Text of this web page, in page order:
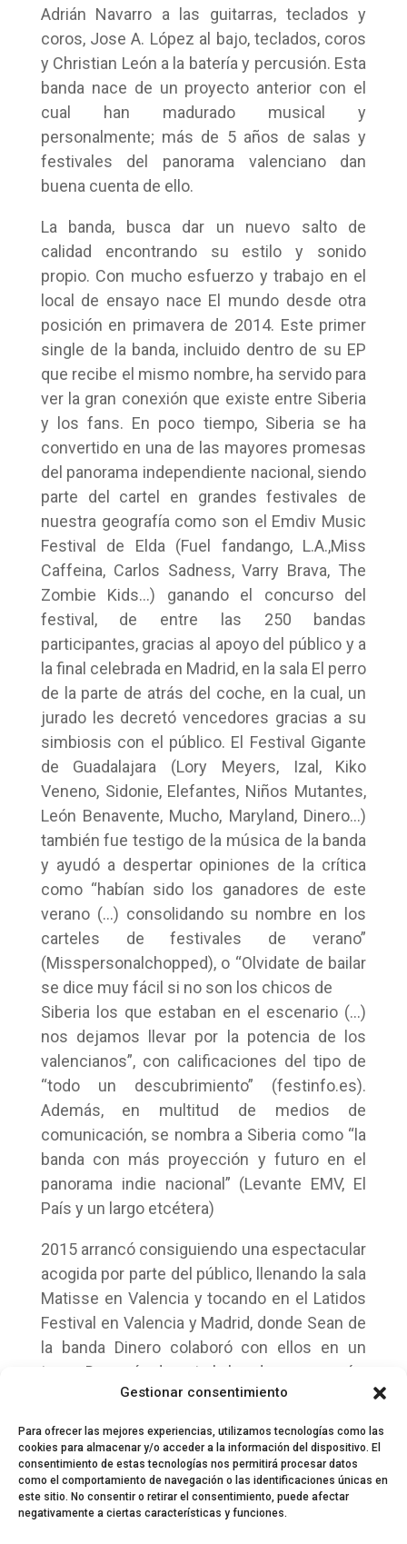
Gestionar consentimiento
Para ofrecer las mejores experiencias, utilizamos tecnologías como las
cookies para almacenar y/o acceder a la información del dispositivo. El
consentimiento de estas tecnologías nos permitirá procesar datos
como el comportamiento de navegación o las identificaciones únicas en
este sitio. No consentir o retirar el consentimiento, puede afectar
negativamente a ciertas características y funciones.
Adrián Navarro a las guitarras, teclados y
coros, Jose A. López al bajo, teclados, coros
y Christian León a la batería y percusión. Esta
banda nace de un proyecto anterior con el
cual han madurado musical y
personalmente; más de 5 años de salas y
festivales del panorama valenciano dan
buena cuenta de ello.
La banda, busca dar un nuevo salto de
calidad encontrando su estilo y sonido
propio. Con mucho esfuerzo y trabajo en el
local de ensayo nace El mundo desde otra
posición en primavera de 2014. Este primer
single de la banda, incluido dentro de su EP
que recibe el mismo nombre, ha servido para
ver la gran conexión que existe entre Siberia
y los fans. En poco tiempo, Siberia se ha
convertido en una de las mayores promesas
del panorama independiente nacional, siendo
parte del cartel en grandes festivales de
nuestra geografía como son el Emdiv Music
Festival de Elda (Fuel fandango, L.A.,Miss
Caffeina, Carlos Sadness, Varry Brava, The
Zombie Kids…) ganando el concurso del
festival, de entre las 250 bandas
participantes, gracias al apoyo del público y a
la final celebrada en Madrid, en la sala El perro
de la parte de atrás del coche, en la cual, un
jurado les decretó vencedores gracias a su
simbiosis con el público. El Festival Gigante
de Guadalajara (Lory Meyers, Izal, Kiko
Veneno, Sidonie, Elefantes, Niños Mutantes,
León Benavente, Mucho, Maryland, Dinero…)
también fue testigo de la música de la banda
y ayudó a despertar opiniones de la crítica
como “habían sido los ganadores de este
verano (…) consolidando su nombre en los
carteles de festivales de verano”
(Misspersonalchopped), o “Olvidate de bailar
se dice muy fácil si no son los chicos de
Siberia los que estaban en el escenario (…)
nos dejamos llevar por la potencia de los
valencianos”, con calificaciones del tipo de
“todo un descubrimiento” (festinfo.es).
Además, en multitud de medios de
comunicación, se nombra a Siberia como “la
banda con más proyección y futuro en el
panorama indie nacional” (Levante EMV, El
País y un largo etcétera)
2015 arrancó consiguiendo una espectacular
acogida por parte del público, llenando la sala
Matisse en Valencia y tocando en el Latidos
Festival en Valencia y Madrid, donde Sean de
la banda Dinero colaboró con ellos en un
tema. Después de esto la banda se encerró a
componer lo que será su primer largo.